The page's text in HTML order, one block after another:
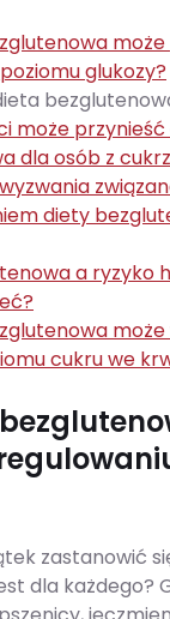
glukozy?
może
dla osób z
diety
a ryzyko
może
cukru we
zastanowić
dla każdego?